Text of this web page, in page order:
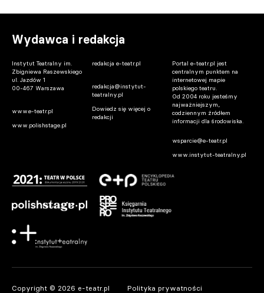
Wydawca i redakcja
Instytut Teatralny im.
Zbigniewa Raszewskiego
ul. Jazdów 1
00-467 Warszawa
www.e-teatr.pl
www.polishstage.pl
redakcja e-teatr.pl
redakcja@instytut-
teatralny.pl
Dowiedz się więcej o
redakcji
Portal e-teatr.pl jest
centralnym punktem na
internetowej mapie
polskiego teatru.
Od 2004 roku jesteśmy
najważniejszym,
codziennym źródłem
informacji dla środowiska.
wsparcie@e-teatr.pl
www.instytut-teatralny.pl
Copyright © 2026 e-teatr.pl Polityka prywatności